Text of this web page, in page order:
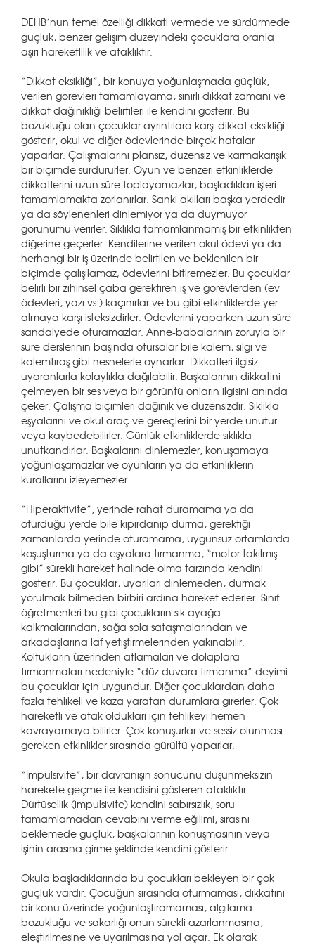
DEHB’nun temel özelliği dikkati vermede ve sürdürmede
güçlük, benzer gelişim düzeyindeki çocuklara oranla
aşırı hareketlilik ve ataklıktır.
“Dikkat eksikliği”, bir konuya yoğunlaşmada güçlük,
verilen görevleri tamamlayama, sınırlı dikkat zamanı ve
dikkat dağınıklığı belirtileri ile kendini gösterir. Bu
bozukluğu olan çocuklar ayrıntılara karşı dikkat eksikliği
gösterir, okul ve diğer ödevlerinde birçok hatalar
yaparlar. Çalışmalarını plansız, düzensiz ve karmakarışık
bir biçimde sürdürürler. Oyun ve benzeri etkinliklerde
dikkatlerini uzun süre toplayamazlar, başladıkları işleri
tamamlamakta zorlanırlar. Sanki akılları başka yerdedir
ya da söylenenleri dinlemiyor ya da duymuyor
görünümü verirler. Sıklıkla tamamlanmamış bir etkinlikten
diğerine geçerler. Kendilerine verilen okul ödevi ya da
herhangi bir iş üzerinde belirtilen ve beklenilen bir
biçimde çalışılamaz; ödevlerini bitiremezler. Bu çocuklar
belirli bir zihinsel çaba gerektiren iş ve görevlerden (ev
ödevleri, yazı vs.) kaçınırlar ve bu gibi etkinliklerde yer
almaya karşı isteksizdirler. Ödevlerini yaparken uzun süre
sandalyede oturamazlar. Anne-babalarının zoruyla bir
süre derslerinin başında otursalar bile kalem, silgi ve
kalemtıraş gibi nesnelerle oynarlar. Dikkatleri ilgisiz
uyaranlarla kolaylıkla dağılabilir. Başkalarının dikkatini
çelmeyen bir ses veya bir görüntü onların ilgisini anında
çeker. Çalışma biçimleri dağınık ve düzensizdir. Sıklıkla
eşyalarını ve okul araç ve gereçlerini bir yerde unutur
veya kaybedebilirler. Günlük etkinliklerde sıklıkla
unutkandırlar. Başkalarını dinlemezler, konuşamaya
yoğunlaşamazlar ve oyunların ya da etkinliklerin
kurallarını izleyemezler.
“Hiperaktivite”, yerinde rahat duramama ya da
oturduğu yerde bile kıpırdanıp durma, gerektiği
zamanlarda yerinde oturamama, uygunsuz ortamlarda
koşuşturma ya da eşyalara tırmanma, “motor takılmış
gibi” sürekli hareket halinde olma tarzında kendini
gösterir. Bu çocuklar, uyarıları dinlemeden, durmak
yorulmak bilmeden birbiri ardına hareket ederler. Sınıf
öğretmenleri bu gibi çocukların sık ayağa
kalkmalarından, sağa sola sataşmalarından ve
arkadaşlarına laf yetiştirmelerinden yakınabilir.
Koltukların üzerinden atlamaları ve dolaplara
tırmanmaları nedeniyle “düz duvara tırmanma” deyimi
bu çocuklar için uygundur. Diğer çocuklardan daha
fazla tehlikeli ve kaza yaratan durumlara girerler. Çok
hareketli ve atak oldukları için tehlikeyi hemen
kavrayamaya bilirler. Çok konuşurlar ve sessiz olunması
gereken etkinlikler sırasında gürültü yaparlar.
“İmpulsivite”, bir davranışın sonucunu düşünmeksizin
harekete geçme ile kendisini gösteren ataklıktır.
Dürtüsellik (impulsivite) kendini sabırsızlık, soru
tamamlamadan cevabını verme eğilimi, sırasını
beklemede güçlük, başkalarının konuşmasının veya
işinin arasına girme şeklinde kendini gösterir.
Okula başladıklarında bu çocukları bekleyen bir çok
güçlük vardır. Çocuğun sırasında oturmaması, dikkatini
bir konu üzerinde yoğunlaştıramaması, algılama
bozukluğu ve sakarlığı onun sürekli azarlanmasına,
eleştirilmesine ve uyarılmasına yol açar. Ek olarak